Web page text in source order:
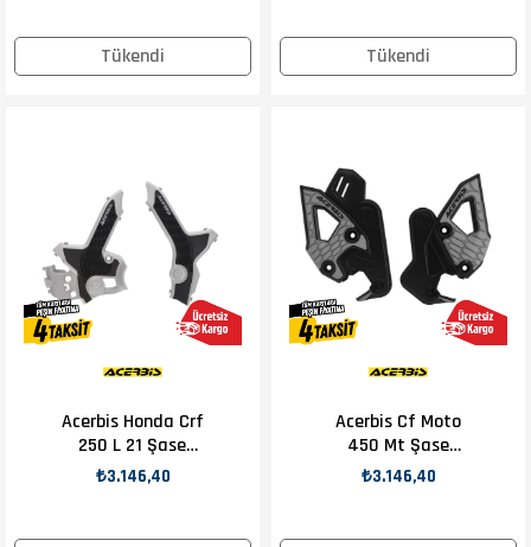
Tükendi Tükendi
Acerbis Honda Crf
250 L 21 Şase
Koruma Gri Siyah
₺3.146,40
Acerbis Cf Moto
450 Mt Şase
Koruma Siyah Gri
₺3.146,40